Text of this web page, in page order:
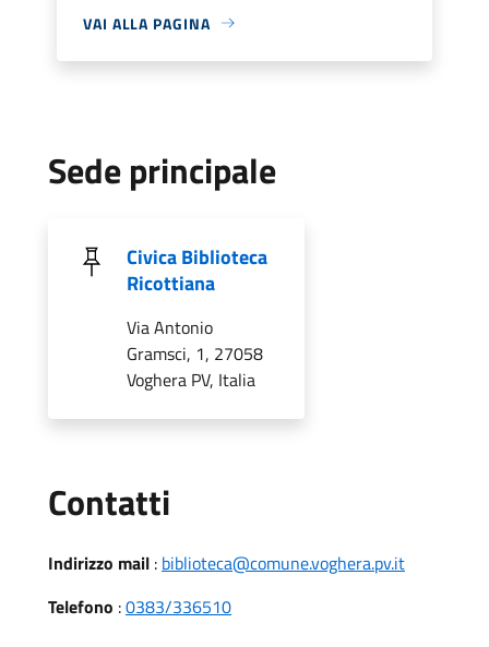
VAI ALLA PAGINA
Sede principale
Civica Biblioteca
Ricottiana
Via Antonio
Gramsci, 1, 27058
Voghera PV, Italia
Contatti
Indirizzo mail : biblioteca@comune.voghera.pv.it
Telefono :0383/336510